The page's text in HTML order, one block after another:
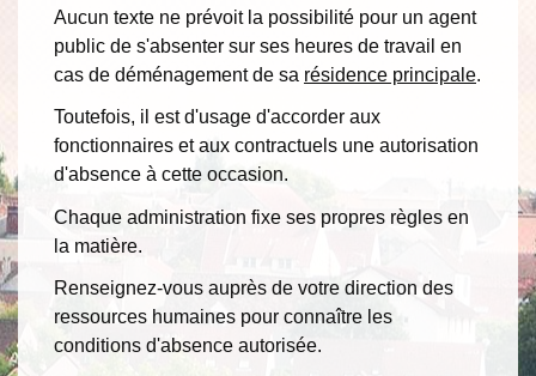
Aucun texte ne prévoit la possibilité pour un agent
public de s'absenter sur ses heures de travail en
cas de déménagement de sa résidence principale.
Toutefois, il est d'usage d'accorder aux
fonctionnaires et aux contractuels une autorisation
d'absence à cette occasion.
Chaque administration fixe ses propres règles en
la matière.
Renseignez-vous auprès de votre direction des
ressources humaines pour connaître les
conditions d'absence autorisée.